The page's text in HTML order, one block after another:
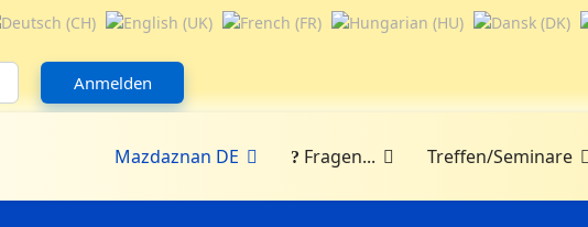
Anmelden
Mazdaznan DE Fragen... Treffen/Seminare